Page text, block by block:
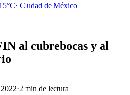
15°C· Ciudad de México
al cubrebocas y al
·2 min de lectura